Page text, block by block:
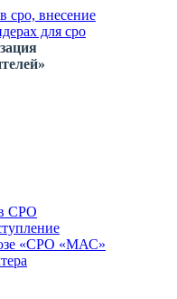
СРО
«СРО «МАС»